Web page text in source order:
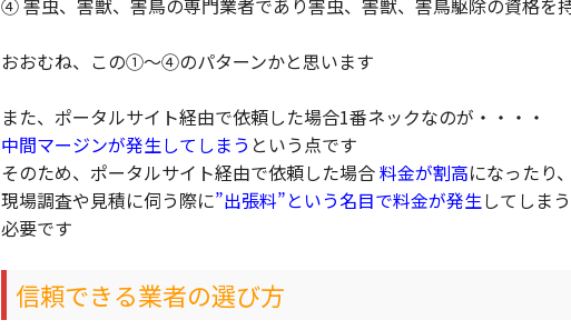
④ 害虫、害獣、害鳥の専門業者であり害虫、害獣、害鳥駆除の資格を
おおむね、この①～④のパターンかと思います
また、ポータルサイト経由で依頼した場合1番ネックなのが・・・・
中間マージンが発生してしまう という点です
そのため、ポータルサイト経由で依頼した場合料金が割高になったり、
現場調査や見積に伺う際に”出張料”という名目で料金が発生してしま
必要です
信頼できる業者の選び方